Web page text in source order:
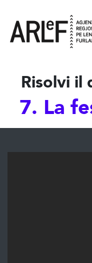
Risolvi il
7. La